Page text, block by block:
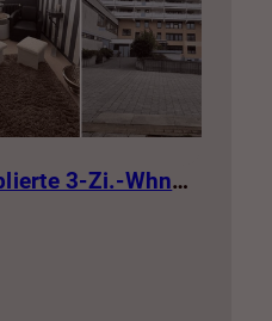
Wunderschön möblierte 3-Zi.-Whng mit Balkon zur Miete! SZ-Lebenstedt